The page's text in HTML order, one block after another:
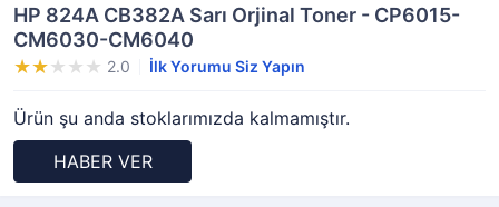
HP 824A CB382A Sarı Orjinal Toner - CP6015-
CM6030-CM6040
2.0 İlk Yorumu Siz Yapın
Ürün şu anda stoklarımızda kalmamıştır.
HABER VER